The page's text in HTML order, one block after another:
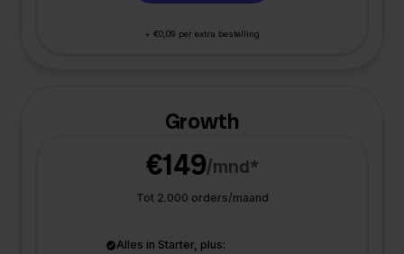
+ €0,09 per extra bestelling
Growth
€149/mnd*
Tot 2.000 orders/maand
Alles in Starter, plus: